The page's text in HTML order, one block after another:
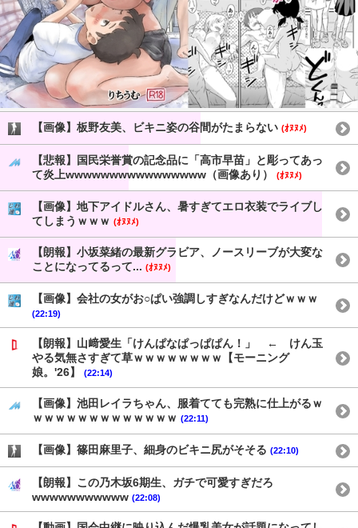
【画像】板野友美、ビキニ姿の谷間がたまらない (ｵﾇﾇﾒ)
【悲報】国民栄誉賞の記念品に「高市早苗」と彫ってあっ
て炎上wwwwwwwwwwwwwwww（画像あり）
(ｵﾇﾇﾒ)
【画像】地下アイドルさん、暑すぎてエロ衣装でライブし
てしまうｗｗｗ (ｵﾇﾇﾒ)
【朗報】小坂菜緒の最新グラビア、ノースリーブが大変な
ことになってるって... (ｵﾇﾇﾒ)
【画像】会社の女がお○ぱい強調しすぎなんだけどｗｗｗ
(22:19)
【朗報】山﨑愛生「けんぱなぱっぱぱん！」 ← けん玉
やる気無さすぎて草ｗｗｗｗｗｗｗｗ【モーニング
娘。'26】
(22:14)
【画像】池田レイラちゃん、服着てても完熟に仕上がるｗ
ｗｗｗｗｗｗｗｗｗｗｗｗｗ (22:11)
【画像】篠田麻里子、細身のビキニ尻がそそる (22:10)
【朗報】この乃木坂6期生、ガチで可愛すぎだろ
wwwwwwwwwww (22:08)